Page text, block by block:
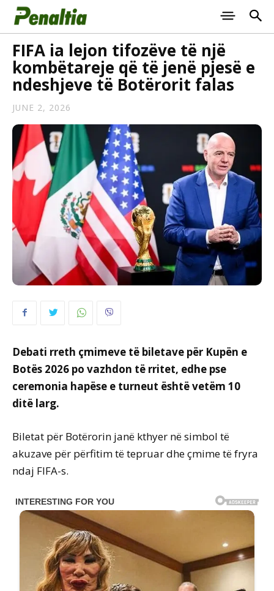
FIFA ia lejon tifozëve të një
kombëtareje që të jenë pjesë e
ndeshjeve të Botërorit falas
JUNE 2, 2026
Debati rreth çmimeve të biletave për Kupën e
Botës 2026 po vazhdon të rritet, edhe pse
ceremonia hapëse e turneut është vetëm 10
ditë larg.
Biletat për Botërorin janë kthyer në simbol të
akuzave për përfitim të tepruar dhe çmime të fryra
ndaj FIFA-s.